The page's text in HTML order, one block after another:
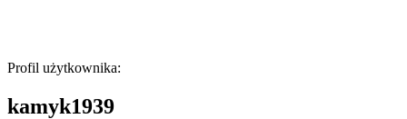
Profil użytkownika:
kamyk1939